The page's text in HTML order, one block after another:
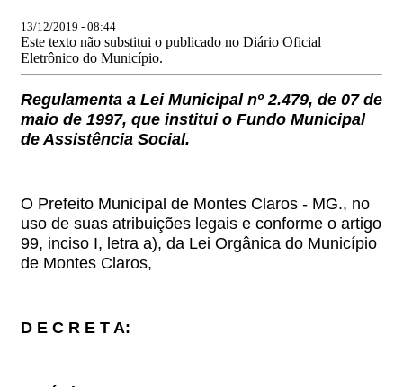
13/12/2019 - 08:44
Este texto não substitui o publicado no Diário Oficial
Eletrônico do Município.
Regulamenta a Lei Municipal nº 2.479, de 07 de
maio de 1997, que institui o Fundo Municipal
de Assistência Social.
O Prefeito Municipal de Montes Claros - MG., no
uso de suas atribuições legais e conforme o artigo
99, inciso I, letra a), da Lei Orgânica do Município
de Montes Claros,
D E C R E T A: